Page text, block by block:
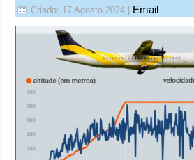
Criado: 17 Agosto 2024 Email